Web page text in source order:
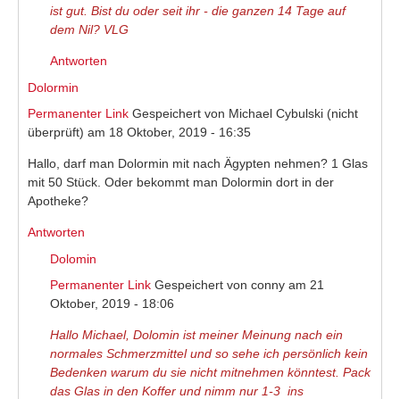
ist gut. Bist du oder seit ihr - die ganzen 14 Tage auf
dem Nil? VLG
Antworten
Dolormin
Permanenter Link Gespeichert von Michael Cybulski (nicht
überprüft) am 18 Oktober, 2019 - 16:35
Hallo, darf man Dolormin mit nach Ägypten nehmen? 1 Glas
mit 50 Stück. Oder bekommt man Dolormin dort in der
Apotheke?
Antworten
Dolomin
Permanenter Link Gespeichert von conny am 21
Oktober, 2019 - 18:06
Hallo Michael, Dolomin ist meiner Meinung nach ein
normales Schmerzmittel und so sehe ich persönlich kein
Bedenken warum du sie nicht mitnehmen könntest. Pack
das Glas in den Koffer und nimm nur 1-3 ins